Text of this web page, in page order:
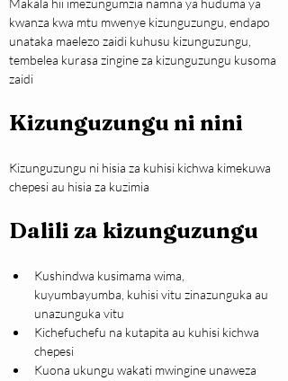
Makala hii imezungumzia namna ya huduma ya
kwanza kwa mtu mwenye kizunguzungu, endapo
unataka maelezo zaidi kuhusu kizunguzungu,
tembelea kurasa zingine za kizunguzungu kusoma
zaidi
Kizunguzungu ni nini
Kizunguzungu ni hisia za kuhisi kichwa kimekuwa
chepesi au hisia za kuzimia
Dalili za kizunguzungu
Kushindwa kusimama wima,
kuyumbayumba, kuhisi vitu zinazunguka au
unazunguka vitu
Kichefuchefu na kutapita au kuhisi kichwa
chepesi
Kuona ukungu wakati mwingine unaweza